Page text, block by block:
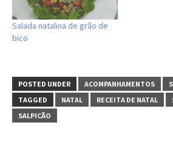
Salada natalina de grão de
bico
POSTED UNDER ACOMPANHAMENTOS
TAGGED
NATAL RECEITA DE NATAL
SALPICÃO